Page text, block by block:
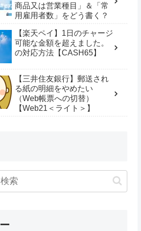
商品又は営業種目」＆「常
用雇用者数」をどう書く？
【楽天ペイ】1日のチャージ
可能な金額を超えました。
の対応方法【CASH65】
【三井住友銀行】郵送され
る紙の明細をやめたい
（Web帳票への切替）
【Web21＜ライト＞】